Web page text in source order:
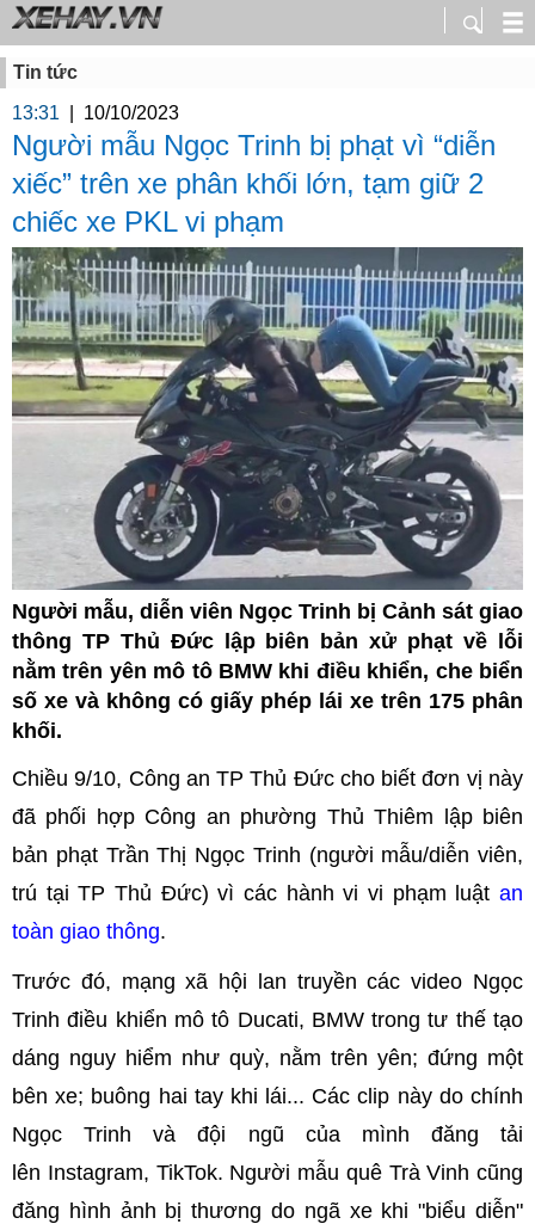
Tin tức
13:31
10/10/2023
Người mẫu Ngọc Trinh bị phạt vì “diễn
xiếc” trên xe phân khối lớn, tạm giữ 2
chiếc xe PKL vi phạm
Người mẫu, diễn viên Ngọc Trinh bị Cảnh sát giao
thông TP Thủ Đức lập biên bản xử phạt về lỗi
nằm trên yên mô tô BMW khi điều khiển, che biển
số xe và không có giấy phép lái xe trên 175 phân
khối.
Chiều 9/10, Công an TP Thủ Đức cho biết đơn vị này
đã phối hợp Công an phường Thủ Thiêm lập biên
bản phạt Trần Thị Ngọc Trinh (người mẫu/diễn viên,
trú tại TP Thủ Đức) vì các hành vi vi phạm luật an
toàn giao thông.
Trước đó, mạng xã hội lan truyền các video Ngọc
Trinh điều khiển mô tô Ducati, BMW trong tư thế tạo
dáng nguy hiểm như quỳ, nằm trên yên; đứng một
bên xe; buông hai tay khi lái... Các clip này do chính
Ngọc Trinh và đội ngũ của mình đăng tải
lên Instagram, TikTok. Người mẫu quê Trà Vinh cũng
đăng hình ảnh bị thương do ngã xe khi "biểu diễn"